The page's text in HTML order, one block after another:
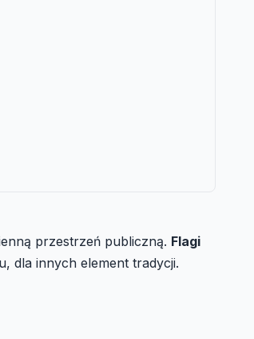
przestrzeń publiczną. Flagi
dla innych element tradycji.